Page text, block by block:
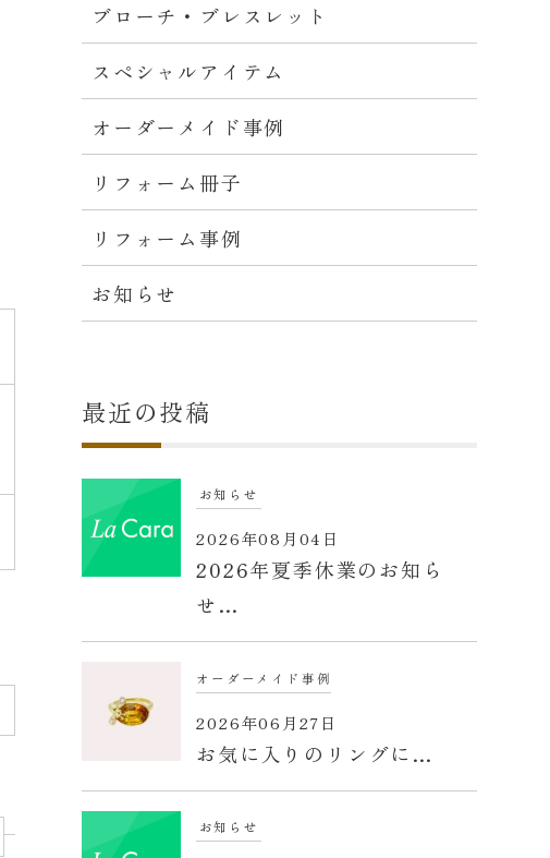
ブローチ・ブレスレット
スペシャルアイテム
オーダーメイド事例
リフォーム冊子
リフォーム事例
お知らせ
最近の投稿
お知らせ
2026年08月04日
2026年夏季休業のお知ら
せ…
オーダーメイド事例
2026年06月27日
お気に入りのリングに…
お知らせ